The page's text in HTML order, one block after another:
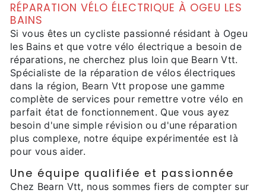
RÉPARATION VÉLO ÉLECTRIQUE À OGEU LES
BAINS
Si vous êtes un cycliste passionné résidant à Ogeu
les Bains et que votre vélo électrique a besoin de
réparations, ne cherchez plus loin que Bearn Vtt.
Spécialiste de la réparation de vélos électriques
dans la région, Bearn Vtt propose une gamme
complète de services pour remettre votre vélo en
parfait état de fonctionnement. Que vous ayez
besoin d'une simple révision ou d'une réparation
plus complexe, notre équipe expérimentée est là
pour vous aider.
Une équipe qualifiée et passionnée
Chez Bearn Vtt, nous sommes fiers de compter sur